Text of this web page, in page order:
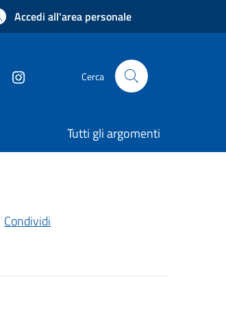
Accedi all'area personale
Cerca
Tutti gli argomenti
Condividi